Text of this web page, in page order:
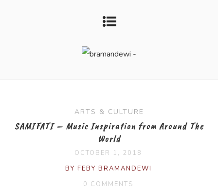
ARTS & CULTURE
SAMIFATI – Music Inspiration from Around The
World
OCTOBER 1, 2018
BY FEBY BRAMANDEWI
0 COMMENTS